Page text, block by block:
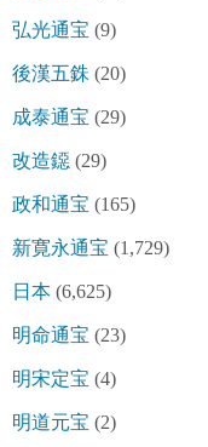
弘光通宝 (9)
後漢五銖 (20)
成泰通宝 (29)
改造鐚 (29)
政和通宝 (165)
新寛永通宝 (1,729)
日本 (6,625)
明命通宝 (23)
明宋定宝 (4)
明道元宝 (2)